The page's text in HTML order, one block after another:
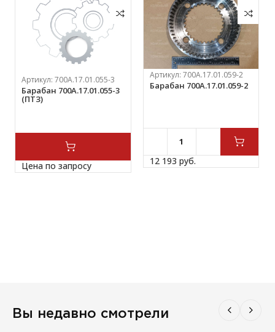
Артикул:700А.17.01.055-3
Барабан 700А.17.01.055-3
(ПТЗ)
Цена по запросу
Артикул: 700А.17.01.059-2
Барабан 700А.17.01.059-2
12 193 руб.
Вы недавно смотрели